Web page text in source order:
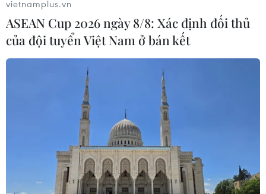
Gặp mặt học sinh, thanh niên dân tộc
thiểu số xuất sắc, tiêu biểu
Phó Chủ tịch nước chúc mừng, khen ngợi 120 học sinh,
sinh viên, thanh niên dân tộc thiểu số đã nỗ lực vươn lên
trong học tập, rèn luyện, công tác và tham gia các hoạt
động xã hội.
vietnamplus.vn
ASEAN Cup 2026 ngày 8/8: Xác định đối thủ
của đội tuyển Việt Nam ở bán kết